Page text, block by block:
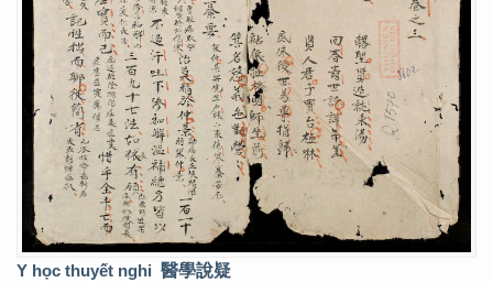
Y học thuyết nghi 醫學說疑